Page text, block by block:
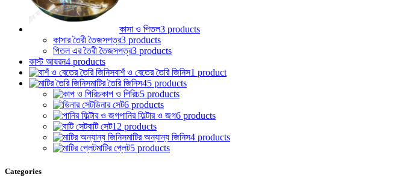
কাসা ও পিতল3 products
কাসার তৈরী তৈজসপত্র3 products
পিতল এর তৈরী তৈজসপত্র3 products
কাস্ট আয়রন4 products
বাশঁ ও বেতের তৈরি জিনিস1 product
মাটির তৈরি জিনিস45 products
কাপ ও পিরিচ5 products
ডিনার সেট6 products
পানির ফিল্টার ও জগ6 products
বাটি সেট12 products
মাটির অন্যান্য জিনিস4 products
মাটির প্লেট5 products
Categories